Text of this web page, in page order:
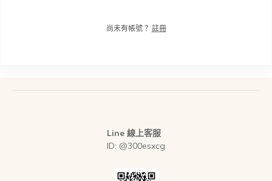
尚未有帳號？ 註冊
Line 線上客服
ID: @300esxcg